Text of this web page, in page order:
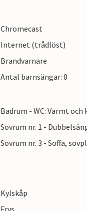
Chromecast
Internet (trådlöst)
Brandvarnare
Antal barnsängar: 0
Badrum - WC: Varmt
Sovrum nr. 1 -
Sovrum nr. 3 - Soffa,
Kylskåp
Frys